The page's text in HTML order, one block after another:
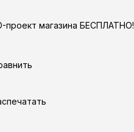
проект магазина БЕСПЛАТНО!